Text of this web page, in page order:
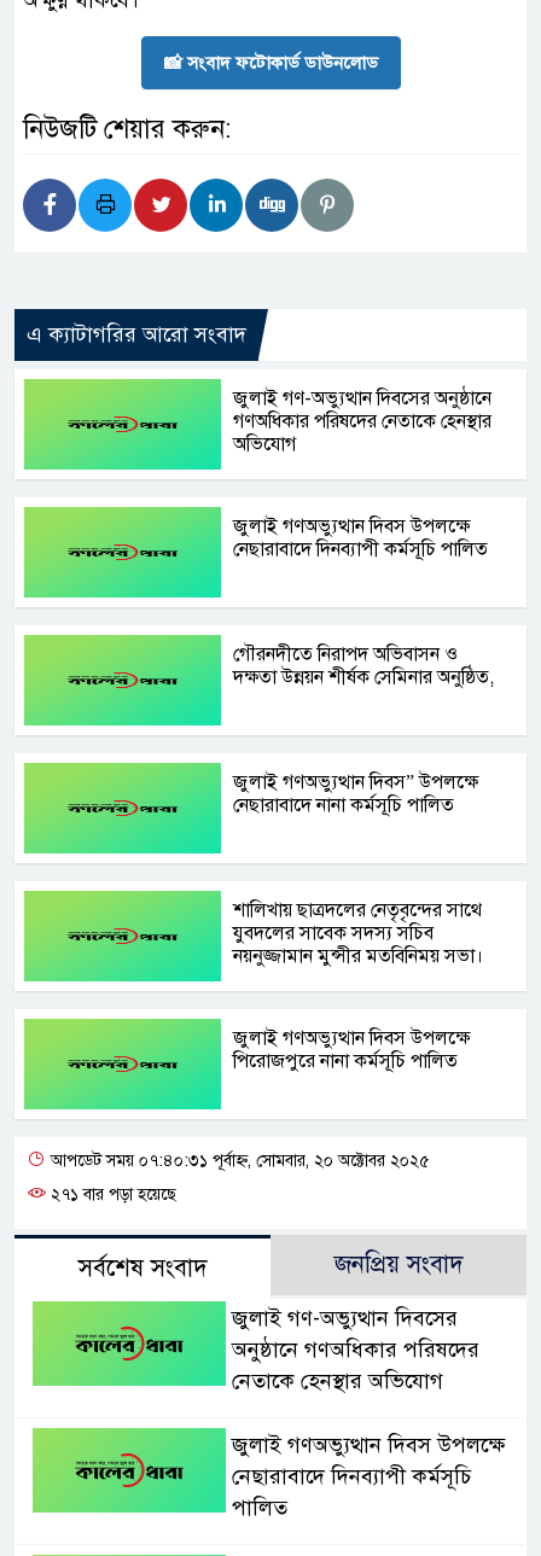
📸 সংবাদ ফটোকার্ড ডাউনলোড
নিউজটি শেয়ার করুন:
এ ক্যাটাগরির আরো সংবাদ
জুলাই গণ-অভ্যুত্থান দিবসের অনুষ্ঠানে
গণঅধিকার পরিষদের নেতাকে হেনস্থার
অভিযোগ
জুলাই গণঅভ্যুত্থান দিবস উপলক্ষে
নেছারাবাদে দিনব্যাপী কর্মসূচি পালিত
গৌরনদীতে নিরাপদ অভিবাসন ও
দক্ষতা উন্নয়ন শীর্ষক সেমিনার অনুষ্ঠিত,
জুলাই গণঅভ্যুত্থান দিবস” উপলক্ষে
নেছারাবাদে নানা কর্মসূচি পালিত
শালিখায় ছাত্রদলের নেতৃবৃন্দের সাথে
যুবদলের সাবেক সদস্য সচিব
নয়নুজ্জামান মুন্সীর মতবিনিময় সভা।
জুলাই গণঅভ্যুত্থান দিবস উপলক্ষে
পিরোজপুরে নানা কর্মসূচি পালিত
আপডেট সময় ০৭:৪০:৩১ পূর্বাহ্ন, সোমবার, ২০ অক্টোবর ২০২৫
২৭১ বার পড়া হয়েছে
সর্বশেষ সংবাদ জনপ্রিয় সংবাদ
জুলাই গণ-অভ্যুত্থান দিবসের
অনুষ্ঠানে গণঅধিকার পরিষদের
নেতাকে হেনস্থার অভিযোগ
জুলাই গণঅভ্যুত্থান দিবস উপলক্ষে
নেছারাবাদে দিনব্যাপী কর্মসূচি
পালিত